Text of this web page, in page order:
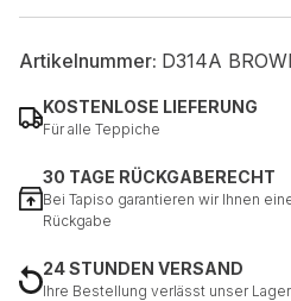
Artikelnummer: D314A
KOSTENLOSE LIEFERUNG
Für alle Teppiche
30 TAGE RÜCKGABERECHT
Bei Tapiso garantieren wir Ihnen
Rückgabe
24 STUNDEN VERSAND
Ihre Bestellung verlässt unser